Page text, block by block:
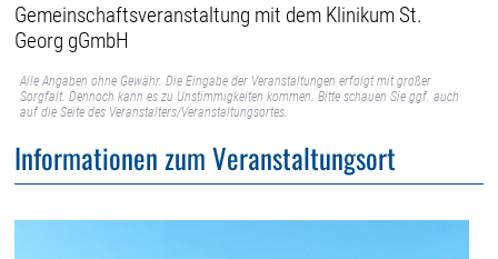
Gemeinschaftsveranstaltung mit dem Klinikum St.
Georg gGmbH
Alle Angaben ohne Gewähr. Die Eingabe der Veranstaltungen erfolgt mit großer
Sorgfalt. Dennoch kann es zu Unstimmigkeiten kommen. Bitte schauen Sie ggf. auch
auf die Seite des Veranstalters/Veranstaltungsortes.
Informationen zum Veranstaltungsort